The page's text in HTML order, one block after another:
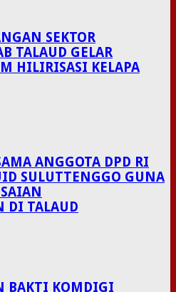
SEKTOR
TALAUD GELAR
HILIRISASI KELAPA
ANGGOTA DPD RI
SULUTTENGGO GUNA
DI TALAUD
BAKTI KOMDIGI